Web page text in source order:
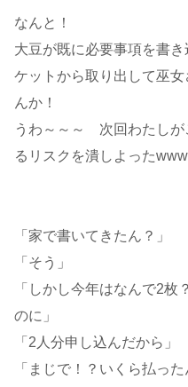
なんと！
大豆が既に必要事項を書
ケットから取り出して巫
んか！
うわ～～～ 次回わたしが
るリスクを潰しよった
「家で書いてきたん？」
「そう」
「しかし今年はなんで2
のに」
「2人分申し込んだから」
「まじで！？いくら払った